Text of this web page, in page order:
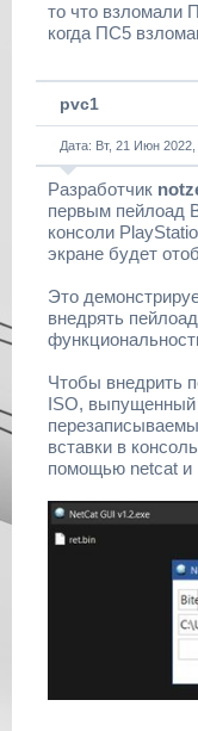
то что взломали
когда ПС5
pvc1
Дата: Вт, 21 Июн
Разработчик
первым пейлоад
консоли
экране будет
Это
внедрять
Чтобы внедрить
ISO, выпущенный
вставки в
помощью netcat и